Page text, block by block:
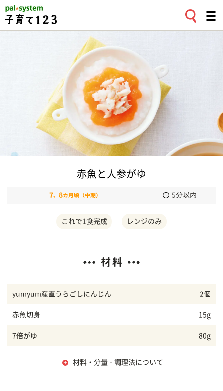
赤魚と人参がゆ
7、 8カ月頃（中期） 5分以内
これで1食完成 レンジのみ
yumyum産直うらごしにんじん 2個
赤魚切身 15g
7倍がゆ 80g
材料・分量・調理法について